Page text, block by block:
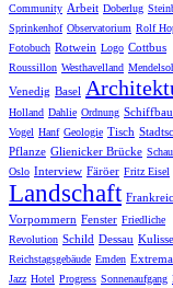
Community Arbeit Doberlug
Sprinkenhof Observatorium Rolf
Fotobuch Rotwein Logo Cottbus
Roussillon Westhavelland
Venedig Basel
Holland Dahlie Ordnung
Vogel Hanf Geologie Tisch
Pflanze Glienicker Brücke
Oslo Interview Färöer Fritz Eisel
Landschaft
Vorpommern Fenster Friedliche
Revolution Schild Dessau Kulisse
Reichstagsgebäude Emden
Jazz Hotel Progress Sonnenaufgang